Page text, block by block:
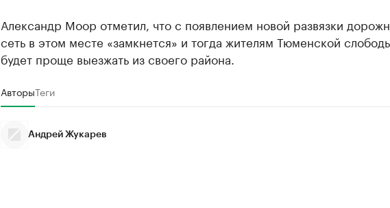
Александр Моор отметил, что с появлением новой развязки
сеть в этом месте «замкнется» и тогда жителям Тюменской
будет проще выезжать из своего района.
АвторыТеги
Андрей Жукарев